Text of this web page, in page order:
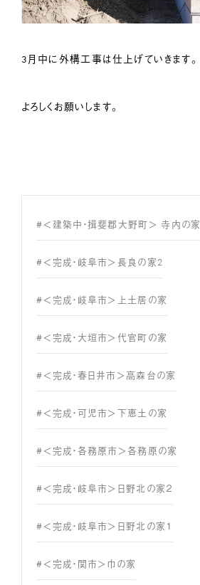
3月中に外構工事は仕上げていきます。
よろしくお願いします。
#＜建築中・揖斐郡大野町＞ 寺内の家
#＜完成・岐阜市＞長良の家2
#＜完成・岐阜市＞上土居の家
#＜完成・大垣市＞代官町の家
#＜完成・春日井市＞高森台の家
#＜完成・可児市＞下恵土の家
#＜完成・各務原市＞各務原の家
#＜完成・岐阜市＞日野北の家２
#＜完成・岐阜市＞日野北の家１
#＜完成・関市＞巾の家